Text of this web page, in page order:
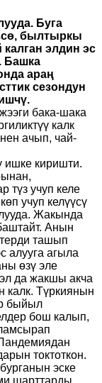
Буга
былтыркы
элдин эс
Башка
араң
сезондун
бака-шака
калк
ачып, чай-
ишке киришти.
түз учуп келе
учуп келүүсү
Жакында
Анын
ташып
алууга агыла
өзү эле
эл да жакшы акча
калк. Түркиянын
быйыл
бош калып,
токтоткон.
эске